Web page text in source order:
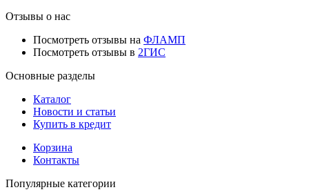
Отзывы о нас
Посмотреть отзывы на ФЛАМП
Посмотреть отзывы в 2ГИС
Основные разделы
Каталог
Новости и статьи
Купить в кредит
Корзина
Контакты
Популярные категории